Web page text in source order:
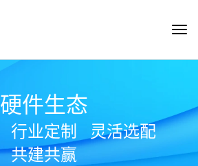
硬件生态
行业定制
灵活选配
共建共赢